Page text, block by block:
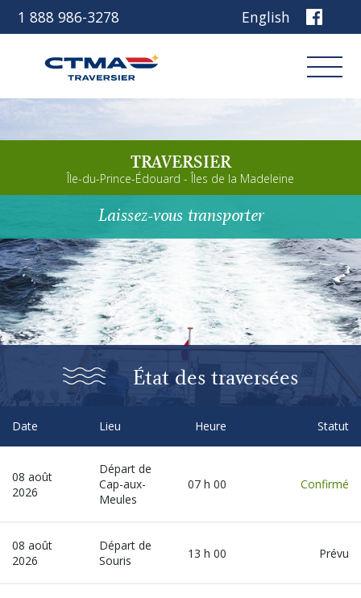
1 888 986-3278 English
À propos
Carrières
Découvrez notre navire
Planifiez votre voyage
Avant de partir
Autres services
Connexion
Réservez
TRAVERSIER
Île-du-Prince-Édouard - Îles de la Madeleine
Laissez-vous transporter
État des traversées
Date Lieu Heure Statut
08 août
2026
Départ de
Cap-aux-
Meules
07 h 00 Confirmé
08 août
2026
Départ de
Souris
13 h 00 Prévu